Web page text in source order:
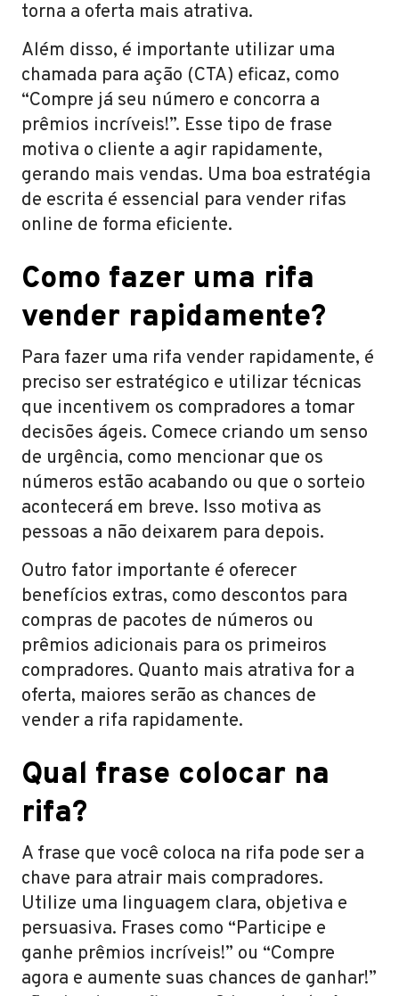
torna a oferta mais atrativa.
Além disso, é importante utilizar uma
chamada para ação (CTA) eficaz, como
“Compre já seu número e concorra a
prêmios incríveis!”. Esse tipo de frase
motiva o cliente a agir rapidamente,
gerando mais vendas. Uma boa estratégia
de escrita é essencial para vender rifas
online de forma eficiente.
Como fazer uma rifa
vender rapidamente?
Para fazer uma rifa vender rapidamente, é
preciso ser estratégico e utilizar técnicas
que incentivem os compradores a tomar
decisões ágeis. Comece criando um senso
de urgência, como mencionar que os
números estão acabando ou que o sorteio
acontecerá em breve. Isso motiva as
pessoas a não deixarem para depois.
Outro fator importante é oferecer
benefícios extras, como descontos para
compras de pacotes de números ou
prêmios adicionais para os primeiros
compradores. Quanto mais atrativa for a
oferta, maiores serão as chances de
vender a rifa rapidamente.
Qual frase colocar na
rifa?
A frase que você coloca na rifa pode ser a
chave para atrair mais compradores.
Utilize uma linguagem clara, objetiva e
persuasiva. Frases como “Participe e
ganhe prêmios incríveis!” ou “Compre
agora e aumente suas chances de ganhar!”